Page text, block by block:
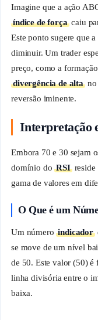
Imagine que a ação
índice de forçacaiu
Este ponto sugere que
diminuir. Um trader
preço, como a
divergência de alta
reversão iminente.
Interpretação
Embora 70 e 30 sejam
domínio doRSIreside
gama de valores em
O Que é um
Um númeroindicador
se move de um nível
de 50. Este valor (50) é
linha divisória entre o
baixa.